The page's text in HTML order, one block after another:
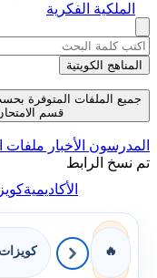
الملكية الفكرية
المناهج الكويتية
قسم الامتحان
المدرسون الأخبار ملفات
تم نسخ الرابط
الأكاديمية
🔥